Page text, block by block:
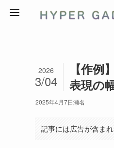
【作
表現の
2026
3/04
2025年4月7日瀬名
記事には広告が含ま